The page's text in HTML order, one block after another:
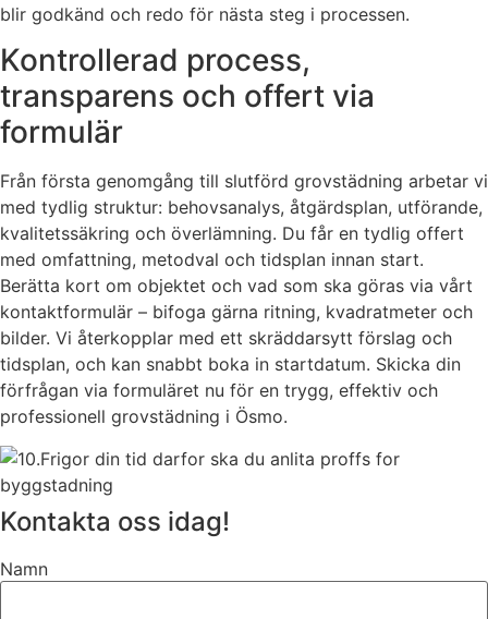
blir godkänd och redo för nästa steg i processen.
Kontrollerad process,
transparens och offert via
formulär
Från första genomgång till slutförd grovstädning arbetar vi
med tydlig struktur: behovsanalys, åtgärdsplan, utförande,
kvalitetssäkring och överlämning. Du får en tydlig offert
med omfattning, metodval och tidsplan innan start.
Berätta kort om objektet och vad som ska göras via vårt
kontaktformulär – bifoga gärna ritning, kvadratmeter och
bilder. Vi återkopplar med ett skräddarsytt förslag och
tidsplan, och kan snabbt boka in startdatum. Skicka din
förfrågan via formuläret nu för en trygg, effektiv och
professionell grovstädning i Ösmo.
Kontakta oss idag!
Namn